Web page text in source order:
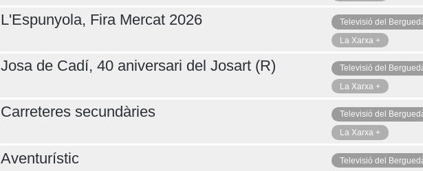
L'Espunyola, Fira Mercat 2026
Televisió del
La Xarxa +
Josa de Cadí, 40 aniversari del Josart (R)
Televisió del
La Xarxa +
Carreteres secundàries
Televisió del
La Xarxa +
Aventurístic
Televisió del